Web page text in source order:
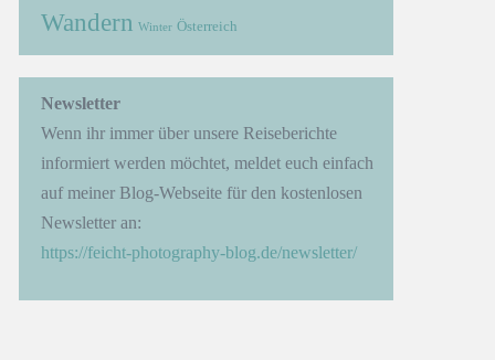
Wandern Winter Österreich
Newsletter
Wenn ihr immer über unsere Reiseberichte
informiert werden möchtet, meldet euch einfach
auf meiner Blog-Webseite für den kostenlosen
Newsletter an:
https://feicht-photography-blog.de/newsletter/